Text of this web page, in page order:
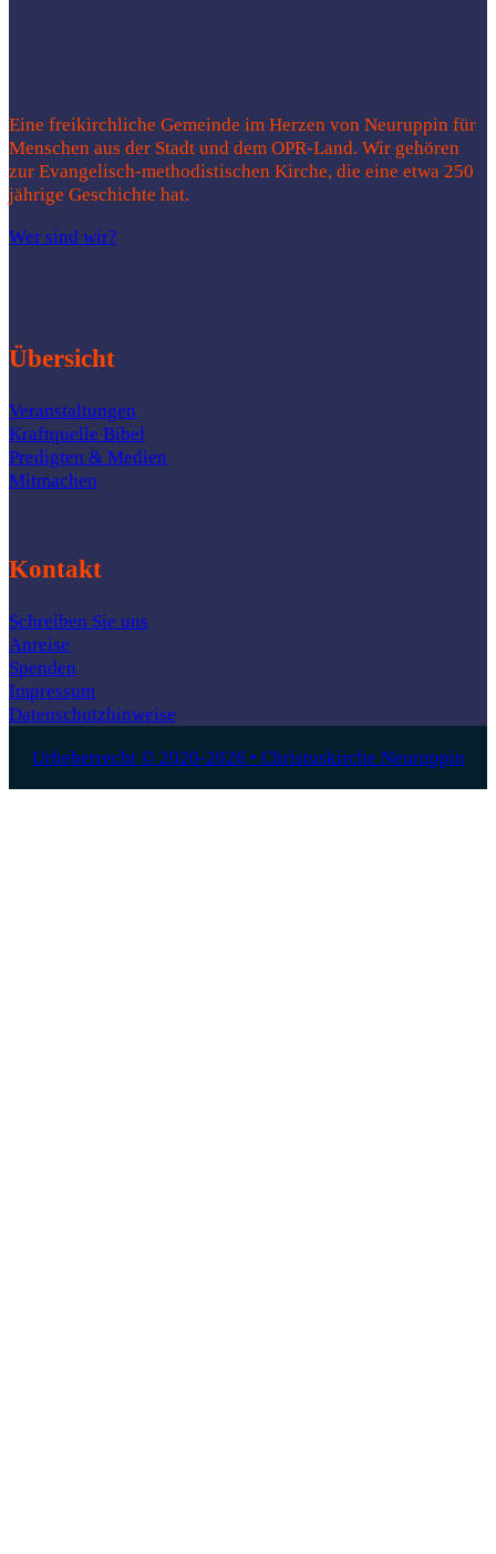
Eine freikirchliche Gemeinde im Herzen von Neuruppin für
Menschen aus der Stadt und dem OPR-Land. Wir gehören
zur Evangelisch-methodistischen Kirche, die eine etwa 250
jährige Geschichte hat.
Wer sind wir?
Übersicht
Veranstaltungen
Kraftquelle Bibel
Predigten & Medien
Mitmachen
Kontakt
Schreiben Sie uns
Anreise
Spenden
Impressum
Datenschutzhinweise
Urheberrecht © 2020-2026 • Christuskirche Neuruppin